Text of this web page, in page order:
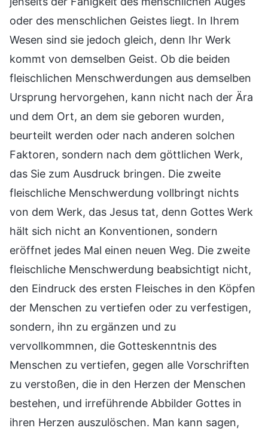
oder des menschlichen Geistes liegt. In Ihrem
Wesen sind sie jedoch gleich, denn Ihr Werk
kommt von demselben Geist. Ob die beiden
fleischlichen Menschwerdungen aus demselben
Ursprung hervorgehen, kann nicht nach der Ära
und dem Ort, an dem sie geboren wurden,
beurteilt werden oder nach anderen solchen
Faktoren, sondern nach dem göttlichen Werk,
das Sie zum Ausdruck bringen. Die zweite
fleischliche Menschwerdung vollbringt nichts
von dem Werk, das Jesus tat, denn Gottes Werk
hält sich nicht an Konventionen, sondern
eröffnet jedes Mal einen neuen Weg. Die zweite
fleischliche Menschwerdung beabsichtigt nicht,
den Eindruck des ersten Fleisches in den Köpfen
der Menschen zu vertiefen oder zu verfestigen,
sondern, ihn zu ergänzen und zu
vervollkommnen, die Gotteskenntnis des
Menschen zu vertiefen, gegen alle Vorschriften
zu verstoßen, die in den Herzen der Menschen
bestehen, und irreführende Abbilder Gottes in
ihren Herzen auszulöschen. Man kann sagen,